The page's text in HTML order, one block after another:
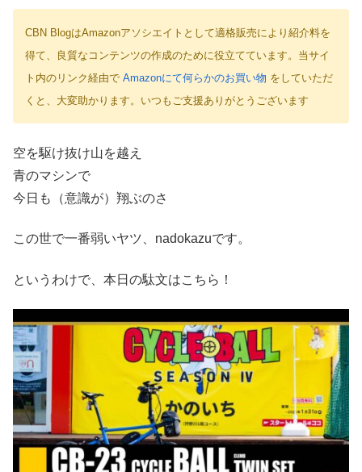
CBN BlogはAmazonアソシエイトとして適格販売により紹介料を
得て、良質なコンテンツの作成のために役立てています。当サイ
ト内のリンク経由で Amazonにて何らかのお買い物 をしていただ
くと、大変助かります。いつもご支援ありがとうございます
空を駆け抜け山を越え
青のマシンで
今日も（意識が）翔ぶのさ
この世で一番弱いヤツ、nadokazuです。
というわけで、本日の駄文はこちら！